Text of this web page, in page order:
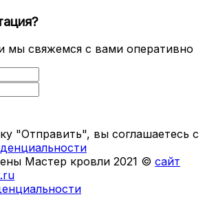
мы свяжемся с вами оперативно
"Отправить", вы соглашаетесь с
Мастер кровли 2021 © сайт